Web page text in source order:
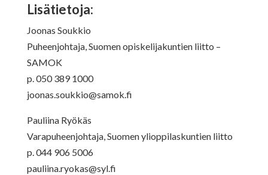
Lisätietoja:
Joonas Soukkio
Puheenjohtaja, Suomen opiskelijakuntien liitto –
SAMOK
p. 050 389 1000
joonas.soukkio@samok.fi
Pauliina Ryökäs
Varapuheenjohtaja, Suomen ylioppilaskuntien liitto
p. 044 906 5006
pauliina.ryokas@syl.fi